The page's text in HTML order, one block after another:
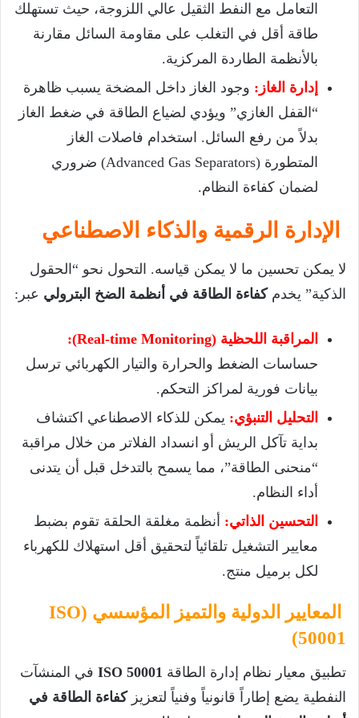
التعامل مع النفط الثقيل عالي اللزوجة، حيث تستهلك
طاقة أقل في التغلب على مقاومة السائل مقارنة
بالأنظمة الطاردة المركزية.
إدارة الغاز: وجود الغاز داخل المضخة يسبب ظاهرة
“القفل الغازي” ويؤدي لضياع الطاقة في ضغط الغاز
بدلاً من رفع السائل. استخدام فاصلات الغاز
المتطورة (Advanced Gas Separators) ضروري
لضمان كفاءة النظام.
الإدارة الرقمية والذكاء الاصطناعي
لا يمكن تحسين ما لا يمكن قياسه. التحول نحو “الحقول
الذكية” يخدمكفاءة الطاقة في أنظمة الضخ البترولي عبر:
المراقبة اللحظية (Real-time Monitoring):
حساسات الضغط والحرارة والتيار الكهربائي ترسل
بيانات فورية لمراكز التحكم.
التحليل التنبؤي: يمكن للذكاء الاصطناعي اكتشاف
بداية تآكل الريش أو انسداد الفلاتر من خلال مراقبة
“منحنى الطاقة”، مما يسمح بالتدخل قبل أن يتدنى
أداء النظام.
التحسين الذاتي: أنظمة مغلقة الحلقة تقوم بضبط
معايير التشغيل تلقائياً لتحقيق أقل استهلاك للكهرباء
لكل برميل منتج.
المعايير الدولية والتميز المؤسسي (ISO
50001)
تطبيق معيار نظام إدارة الطاقة ISO 50001 في المنشآت
النفطية يضع إطاراً قانونياً وفنياً لتعزيزكفاءة الطاقة في